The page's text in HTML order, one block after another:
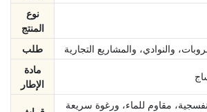
نوع
المنتج
طلب
والنوادي، والمشاريع التجارية
مادة
الإطار
مقاوم للماء، ورغوة سريعة